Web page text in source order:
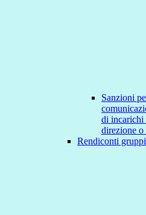
Sanzioni
di incarichi
direzione
Rendiconti